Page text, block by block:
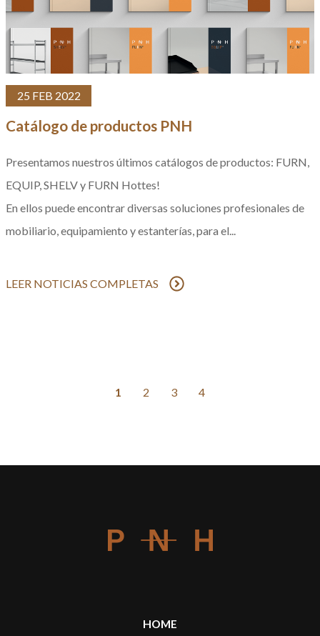
25 FEB 2022
Catálogo de productos PNH
Presentamos nuestros últimos catálogos de productos: FURN,
EQUIP, SHELV y FURN Hottes!
En ellos puede encontrar diversas soluciones profesionales de
mobiliario, equipamiento y estanterías, para el...
LEER NOTICIAS COMPLETAS
1 2 3 4
HOME